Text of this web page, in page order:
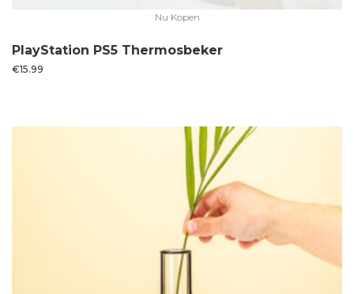
Nu Kopen
PlayStation PS5 Thermosbeker
€15.99